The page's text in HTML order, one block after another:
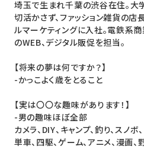
コーポレートメッセージ
資料ダウンロード
埼玉で生まれ千葉の渋谷在住。
切活かさず、ファッション雑貨の
ルマーケティングに入社。電鉄系
のWEB、デジタル販促を担当。
【将来の夢は何ですか？】
-かっこよく歳をとること
【実は〇〇な趣味があります！】
-男の趣味ほぼ全部
カメラ、DIY、キャンプ、釣り、スノ
単車、四駆、ゲーム、アニメ、漫画